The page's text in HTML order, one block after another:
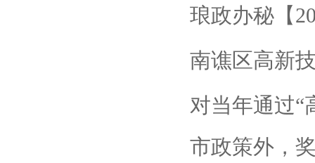
琅政办秘【
南谯区高新
对当年通过“
市政策外，